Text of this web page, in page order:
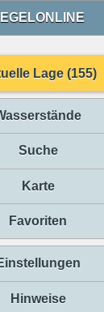
Lage (155)
Suche
Karte
Favoriten
Hinweise